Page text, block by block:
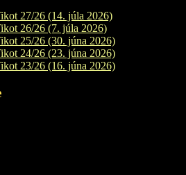
27/26 (14. júla 2026)
26/26 (7. júla 2026)
25/26 (30. júna 2026)
24/26 (23. júna 2026)
23/26 (16. júna 2026)